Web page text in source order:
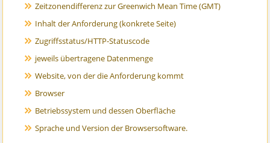
Zeitzonendifferenz zur Greenwich Mean Time (GMT)
Inhalt der Anforderung (konkrete Seite)
Zugriffsstatus/HTTP-Statuscode
jeweils übertragene Datenmenge
Website, von der die Anforderung kommt
Browser
Betriebssystem und dessen Oberfläche
Sprache und Version der Browsersoftware.